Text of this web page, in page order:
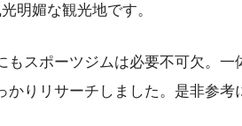
明媚な観光地です。
もスポーツジムは必要不可欠。
かりリサーチしました。是非参考